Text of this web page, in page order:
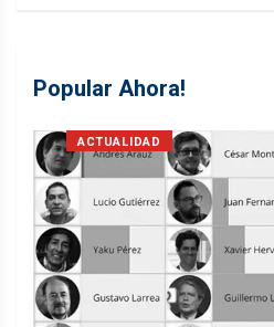
Popular Ahora!
ACTUALIDAD